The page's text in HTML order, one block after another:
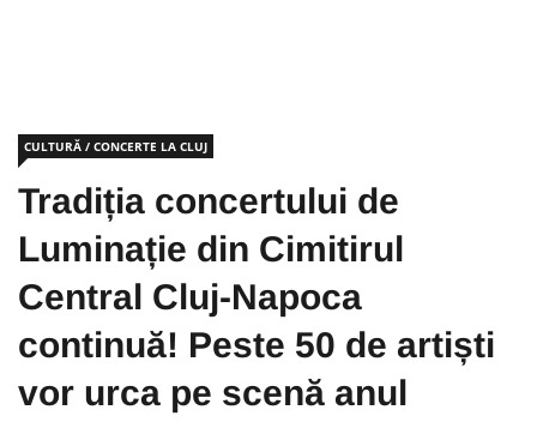
CULTURĂ / CONCERTE LA CLUJ
Tradiția concertului de
Luminație din Cimitirul
Central Cluj-Napoca
continuă! Peste 50 de artiști
vor urca pe scenă anul